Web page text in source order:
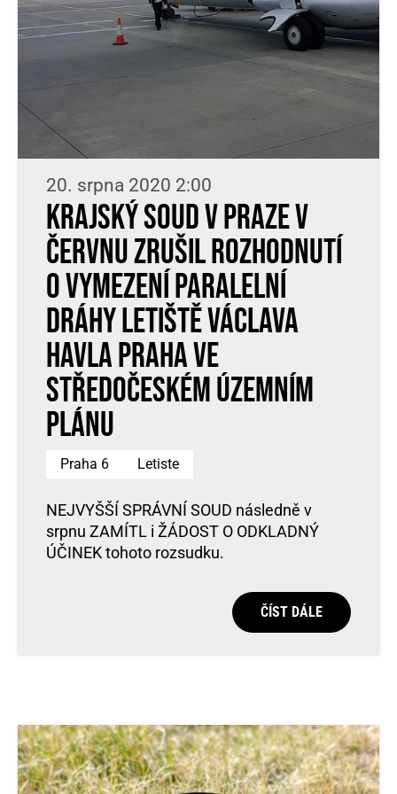
20. srpna 2020 2:00
Krajský soud v Praze v
červnu zrušil rozhodnutí
o vymezení paralelní
dráhy Letiště Václava
Havla Praha ve
středočeském územním
plánu
Praha 6 Letiste
NEJVYŠŠÍ SPRÁVNÍ SOUD následně v
srpnu ZAMÍTL i ŽÁDOST O ODKLADNÝ
ÚČINEK tohoto rozsudku.
ČÍST DÁLE